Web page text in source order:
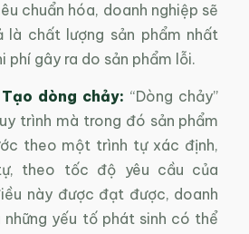
chuẩn hóa, doanh nghiệp sẽ
chất lượng sản phẩm nhất
phí gây ra do sản phẩm lỗi.
Tạo dòng chảy: “Dòng chảy”
trình mà trong đó sản phẩm
theo một trình tự xác định,
theo tốc độ yêu cầu của
này được đạt được, doanh
những yếu tố phát sinh có thể